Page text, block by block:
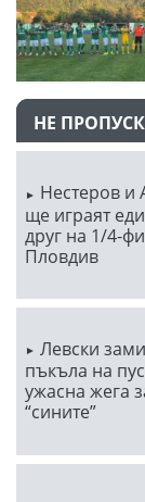
НЕ
Нестеров и
ще играят
друг на 1/4-
Пловдив
Левски
пъкъла на
ужасна жега
“сините”